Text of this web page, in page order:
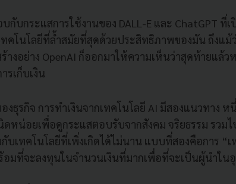
กับกระแสการใช้งานของ DALL-E และ ChatGPT ที่
คโนโลยีที่ล้ำสมัยที่สุดด้วยประสิทธิภาพของมัน ถึงแ
างอย่าง OpenAI ก็ออกมาให้ความเห็นว่าสุดท้ายแล้
รเก็บเงิน
งธุรกิจ การทำเงินจากเทคโนโลยี AI มีสองแนวทาง
หน่อยเพื่อดูกระแสตอบรับจากสังคม จริยธรรม รวมไ
กับเทคโนโลยีที่เพิ่งเกิดได้ไม่นาน แบบที่สองคือการ
อมที่จะลงทุนในจำนวนเงินที่มากเพื่อที่จะเป็นผู้นำใน